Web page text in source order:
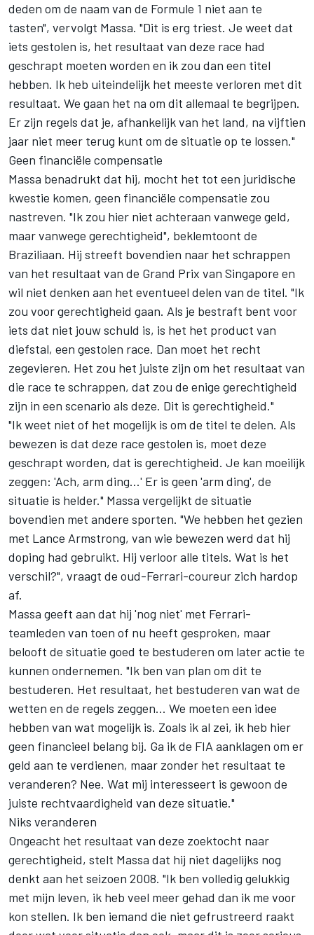
deden om de naam van de Formule 1 niet aan te
tasten", vervolgt Massa. "Dit is erg triest. Je weet dat
iets gestolen is, het resultaat van deze race had
geschrapt moeten worden en ik zou dan een titel
hebben. Ik heb uiteindelijk het meeste verloren met dit
resultaat. We gaan het na om dit allemaal te begrijpen.
Er zijn regels dat je, afhankelijk van het land, na vijftien
jaar niet meer terug kunt om de situatie op te lossen."
Geen financiële compensatie
Massa benadrukt dat hij, mocht het tot een juridische
kwestie komen, geen financiële compensatie zou
nastreven. "Ik zou hier niet achteraan vanwege geld,
maar vanwege gerechtigheid", beklemtoont de
Braziliaan. Hij streeft bovendien naar het schrappen
van het resultaat van de Grand Prix van Singapore en
wil niet denken aan het eventueel delen van de titel. "Ik
zou voor gerechtigheid gaan. Als je bestraft bent voor
iets dat niet jouw schuld is, is het het product van
diefstal, een gestolen race. Dan moet het recht
zegevieren. Het zou het juiste zijn om het resultaat van
die race te schrappen, dat zou de enige gerechtigheid
zijn in een scenario als deze. Dit is gerechtigheid."
"Ik weet niet of het mogelijk is om de titel te delen. Als
bewezen is dat deze race gestolen is, moet deze
geschrapt worden, dat is gerechtigheid. Je kan moeilijk
zeggen: 'Ach, arm ding...' Er is geen 'arm ding', de
situatie is helder." Massa vergelijkt de situatie
bovendien met andere sporten. "We hebben het gezien
met Lance Armstrong, van wie bewezen werd dat hij
doping had gebruikt. Hij verloor alle titels. Wat is het
verschil?", vraagt de oud-Ferrari-coureur zich hardop
af.
Massa geeft aan dat hij 'nog niet' met Ferrari-
teamleden van toen of nu heeft gesproken, maar
belooft de situatie goed te bestuderen om later actie te
kunnen ondernemen. "Ik ben van plan om dit te
bestuderen. Het resultaat, het bestuderen van wat de
wetten en de regels zeggen... We moeten een idee
hebben van wat mogelijk is. Zoals ik al zei, ik heb hier
geen financieel belang bij. Ga ik de FIA aanklagen om er
geld aan te verdienen, maar zonder het resultaat te
veranderen? Nee. Wat mij interesseert is gewoon de
juiste rechtvaardigheid van deze situatie."
Niks veranderen
Ongeacht het resultaat van deze zoektocht naar
gerechtigheid, stelt Massa dat hij niet dagelijks nog
denkt aan het seizoen 2008. "Ik ben volledig gelukkig
met mijn leven, ik heb veel meer gehad dan ik me voor
kon stellen. Ik ben iemand die niet gefrustreerd raakt